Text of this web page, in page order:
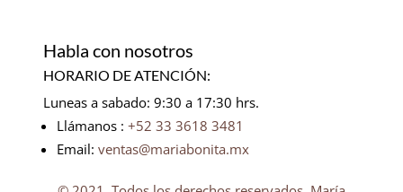
Habla con nosotros
HORARIO DE ATENCIÓN:
Luneas a sabado: 9:30 a 17:30 hrs.
Llámanos : +52 33 3618 3481
Email: ventas@mariabonita.mx